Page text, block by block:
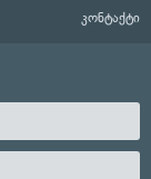
კონტაქტი